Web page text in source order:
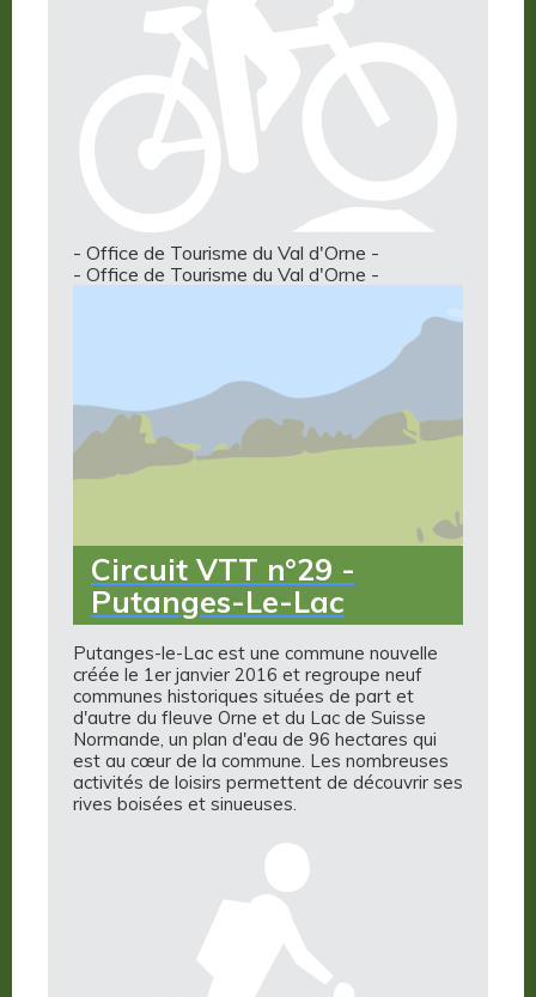
- Office de Tourisme du Val d'Orne -
- Office de Tourisme du Val d'Orne -
Circuit VTT n°29 -
Putanges-Le-Lac
Putanges-le-Lac est une commune nouvelle
créée le 1er janvier 2016 et regroupe neuf
communes historiques situées de part et
d'autre du fleuve Orne et du Lac de Suisse
Normande, un plan d'eau de 96 hectares qui
est au cœur de la commune. Les nombreuses
activités de loisirs permettent de découvrir ses
rives boisées et sinueuses.